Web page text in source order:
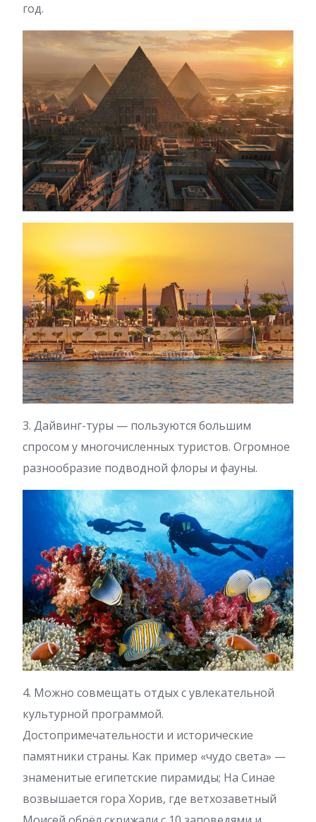
год.
3. Дайвинг-туры — пользуются большим
спросом у многочисленных туристов. Огромное
разнообразие подводной флоры и фауны.
4. Можно совмещать отдых с увлекательной
культурной программой.
Достопримечательности и исторические
памятники страны. Как пример «чудо света» —
знаменитые египетские пирамиды; На Синае
возвышается гора Хорив, где ветхозаветный